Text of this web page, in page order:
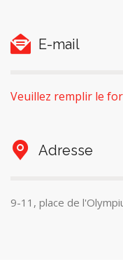
E-mail
Veuillez remplir le
Adresse
9-11, place de